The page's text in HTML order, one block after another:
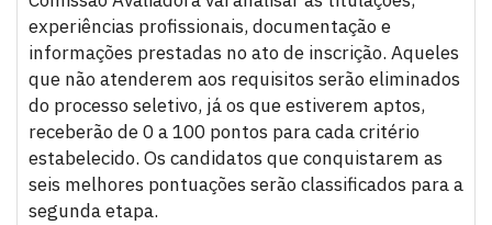
experiências profissionais, documentação e
informações prestadas no ato de inscrição. Aqueles
que não atenderem aos requisitos serão eliminados
do processo seletivo, já os que estiverem aptos,
receberão de 0 a 100 pontos para cada critério
estabelecido. Os candidatos que conquistarem as
seis melhores pontuações serão classificados para a
segunda etapa.